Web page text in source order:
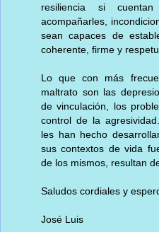
resiliencia si
acompañarles,
sean capaces de
coherente, firme y
Lo que con más
maltrato son las
de vinculación, los
control de la
les han hecho
sus contextos de vida
de los mismos, resultan
Saludos cordiales y
José Luis